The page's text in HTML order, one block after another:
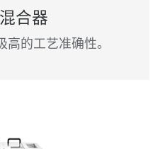
合器
高的工艺准确性。